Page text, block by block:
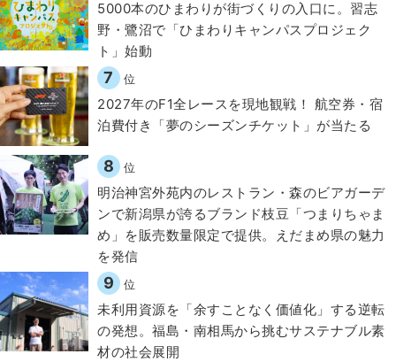
5000本のひまわりが街づくりの入口に。習志
野・鷺沼で「ひまわりキャンパスプロジェク
ト」始動
7 位
2027年のF1全レースを現地観戦！ 航空券・宿
泊費付き「夢のシーズンチケット」が当たる
8 位
明治神宮外苑内のレストラン・森のビアガーデ
ンで新潟県が誇るブランド枝豆「つまりちゃま
め」を販売数量限定で提供。えだまめ県の魅力
を発信
9 位
​​未利用資源を「余すことなく価値化」する逆転
の発想。福島・南相馬から挑むサステナブル素
材の社会展開​